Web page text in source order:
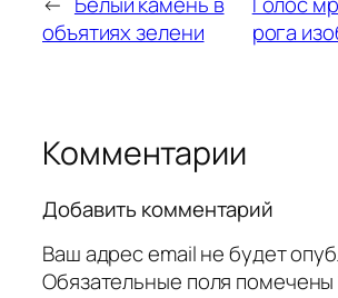
объятиях зелени
рога
Комментарии
Добавить комментарий
Ваш адрес email не будет
Обязательные поля помечены